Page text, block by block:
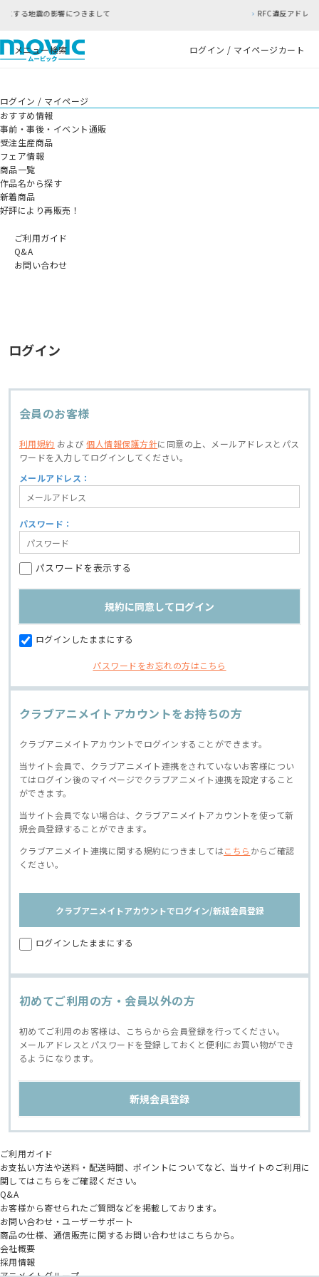
つきまして RFC違反アドレスのご利用について
メニュー検索 ログイン / マイページカート
ログイン / マイページ
おすすめ情報
事前・事後・イベント通販
受注生産商品
フェア情報
商品一覧
作品名から探す
新着商品
好評により再販売！
ご利用ガイド
Q&A
お問い合わせ
ログイン
会員のお客様
利用規約 および個人情報保護方針に同意の上、
メールアドレスとパス
ワードを入力してログインしてください。
メールアドレス：
パスワード：
パスワードを表示する
ログインしたままにする
パスワードをお忘れの方はこちら
クラブアニメイトアカウントをお持ちの方
クラブアニメイトアカウントでログインすることができます。
当サイト会員で、クラブアニメイト連携をされていないお客様につい
てはログイン後のマイページでクラブアニメイト連携を設定すること
ができます。
当サイト会員でない場合は、クラブアニメイトアカウントを使って新
規会員登録することができます。
クラブアニメイト連携に関する規約につきましてはこちら からご確認
ください。
クラブアニメイトアカウントでログイン/新規会員登録
ログインしたままにする
初めてご利用の方・会員以外の方
初めてご利用のお客様は、こちらから会員登録を行ってください。
メールアドレスとパスワードを登録しておくと便利にお買い物ができ
るようになります。
ご利用ガイド
お支払い方法や送料・配送時間、ポイントについてなど、当サイトのご利用に
関してはこちらをご確認ください。
Q&A
お客様から寄せられたご質問などを掲載しております。
お問い合わせ・ユーザーサポート
商品の仕様、通信販売に関するお問い合わせはこちらから。
会社概要
採用情報